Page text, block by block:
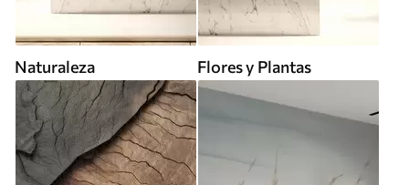
Naturaleza Flores y Plantas